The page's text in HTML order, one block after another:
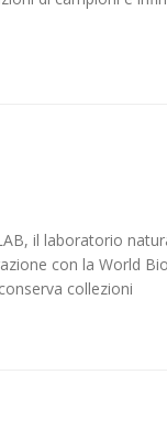
il laboratorio
con la World
collezioni